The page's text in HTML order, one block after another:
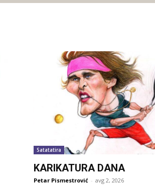
Satatatira
KARIKATURA DANA
Petar Pismestrović - avg 2, 2026